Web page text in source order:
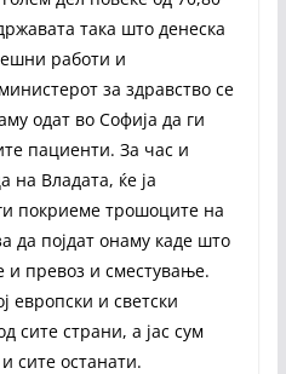
така што денеска
работи и
за здравство се
одат во Софија да ги
пациенти. За час и
на Владата, ќе ја
покриеме трошоците на
да појдат онаму каде што
и превоз и сместување.
европски и светски
сите страни, а јас сум
сите останати.